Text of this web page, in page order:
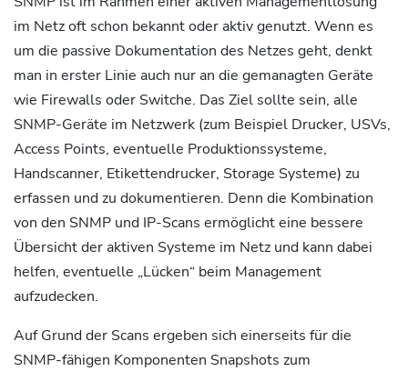
im Netz oft schon bekannt oder aktiv genutzt. Wenn es
um die passive Dokumentation des Netzes geht, denkt
man in erster Linie auch nur an die gemanagten Geräte
wie Firewalls oder Switche. Das Ziel sollte sein, alle
SNMP-Geräte im Netzwerk (zum Beispiel Drucker, USVs,
Access Points, eventuelle Produktionssysteme,
Handscanner, Etikettendrucker, Storage Systeme) zu
erfassen und zu dokumentieren. Denn die Kombination
von den SNMP und IP-Scans ermöglicht eine bessere
Übersicht der aktiven Systeme im Netz und kann dabei
helfen, eventuelle „Lücken“ beim Management
aufzudecken.
Auf Grund der Scans ergeben sich einerseits für die
SNMP-fähigen Komponenten Snapshots zum